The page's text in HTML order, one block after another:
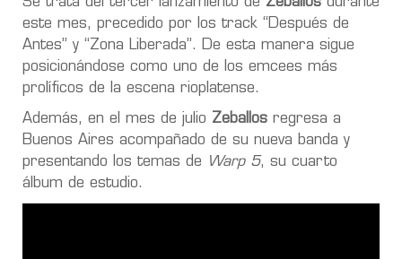
este mes, precedido por los track “Después de
Antes” y “Zona Liberada”. De esta manera sigue
posicionándose como uno de los emcees más
prolíficos de la escena rioplatense.
Además, en el mes de julio Zeballos regresa a
Buenos Aires acompañado de su nueva banda y
presentando los temas de
Warp 5, su cuarto
álbum de estudio.